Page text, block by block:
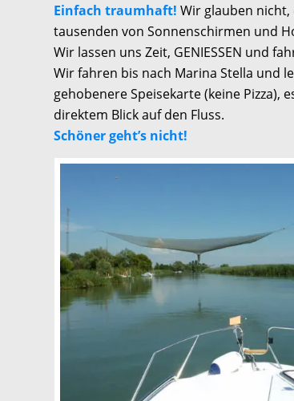
Einfach traumhaft! Wir glauben
tausenden von Sonnenschirmen und
Wir lassen uns Zeit, GENIESSEN und
Wir fahren bis nach Marina Stella und
gehobenere Speisekarte (keine
direktem Blick auf den Fluss.
Schöner geht’s nicht!